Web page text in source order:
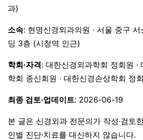
과)
소속: 현명신경외과의원 · 서울 중구
딩 3층 (시청역 인근)
학회·자격: 대한신경외과학회 정회원 ·
학회 종신회원 · 대한신경손상학회 정
최종 검토·업데이트: 2026-06-19
본 글은 신경외과 전문의가 작성·검토
인별 진단·치료를 대신하지 않습니다.